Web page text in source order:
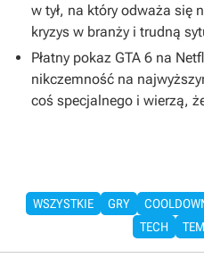
w tył, na który odważa się
kryzys w branży i trudną
Płatny pokaz GTA 6 na
nikczemność na
coś specjalnego i wierzą,
WSZYSTKIE GRY
TECH